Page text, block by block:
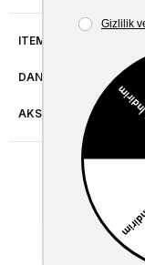
ITEM FEATURES
DANIŞMA HATTI
AKSESUAR ONARIMI